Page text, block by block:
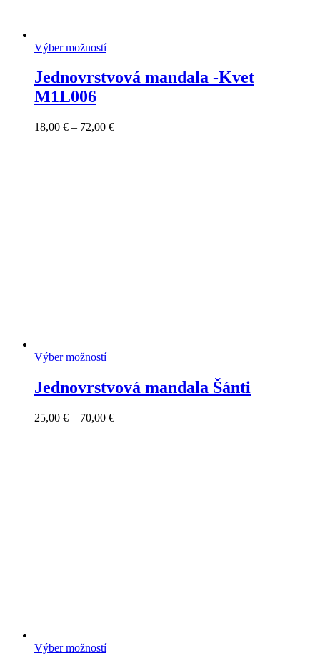
Výber možností
Jednovrstvová mandala -Kvet
M1L006
18,00 € – 72,00 €Price
Výber možností
Jednovrstvová mandala Šánti
25,00 € – 70,00 €Price
Výber možností